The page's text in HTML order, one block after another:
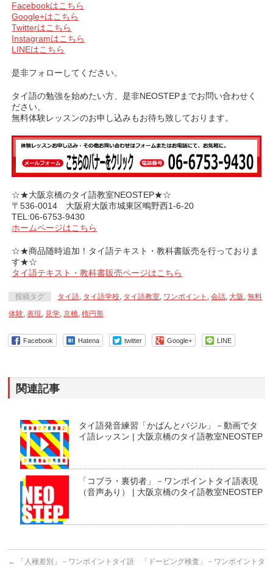
ー
Facebookはこちら
Google+はこちら
Twitterはこちら
Instagramはこちら
LINEはこちら
是非フォローしてください。
タイ語の勉強を始めたい方、是非NEOSTEPまでお問い合わせく
ださい。
無料体験レッスンのお申し込みもお待ち致しております。
☆★大阪京橋のタイ語教室NEOSTEP★☆
〒536-0014 大阪府大阪市城東区鴫野西1-6-20
TEL:06-6753-9430
ホームページはこちら
☆★商品随時追加！タイ語テキスト・教科書販売を行っておりま
す★☆
タイ語テキスト・教科書販売ページはこちら
投稿タグ タイ語, タイ語学校, タイ語教室, ワンポイント ,会話, 大阪 ,無料
体験,表現, 見学,京橋,楕円形
Facebook Hatena twitter Google+ LINE
関連記事
タイ語発音練習「かばんとバジル」－動画でタ
イ語レッスン | 大阪京橋のタイ語教室NEOSTEP
「コブラ・裏切者」－ワンポイントタイ語表現
（音声あり） | 大阪京橋のタイ語教室NEOSTEP
← 「人種差別」－ワンポイントタイ語 「ドーピング検査」－ワンポイントタ